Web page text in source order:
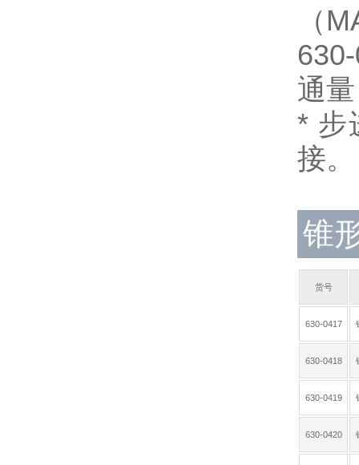
（
通
* 步
接。
锥
货号
630-0417
630-0418
630-0419
630-0420